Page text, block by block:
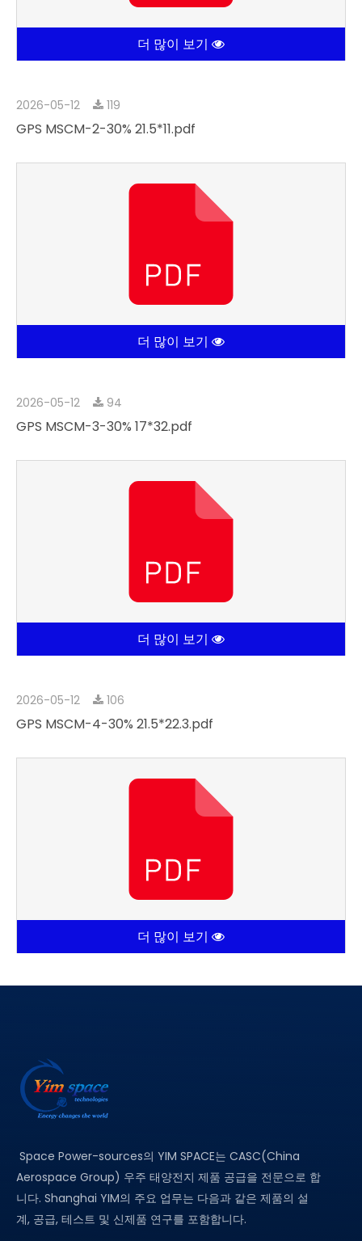
더 많이 보기
2026-05-12 119
GPS MSCM-2-30% 21.5*11.pdf
더 많이 보기
2026-05-12 94
GPS MSCM-3-30% 17*32.pdf
더 많이 보기
2026-05-12 106
GPS MSCM-4-30% 21.5*22.3.pdf
더 많이 보기
Space Power-sources의 YIM SPACE는 CASC(China
Aerospace Group) 우주 태양전지 제품 공급을 전문으로 합
니다. Shanghai YIM의 주요 업무는 다음과 같은 제품의 설
계, 공급, 테스트 및 신제품 연구를 포함합니다.